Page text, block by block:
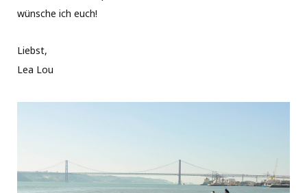
wünsche ich euch!
Liebst,
Lea Lou